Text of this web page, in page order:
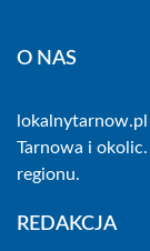
O NAS
lokalnytarnow.pl
Tarnowa i
regionu.
REDAKCJA